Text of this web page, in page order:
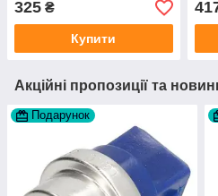
325 ₴
Купити
Акційні пропозиції та
Подарунок